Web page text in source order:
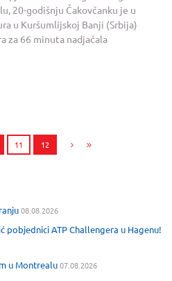
20-godišnju Čakovčanku je u
u Kuršumlijskoj Banji (Srbija)
za 66 minuta nadjačala
11 12
08.08.2026
pobjednici ATP Challengera u Hagenu!
u Montrealu07.08.2026